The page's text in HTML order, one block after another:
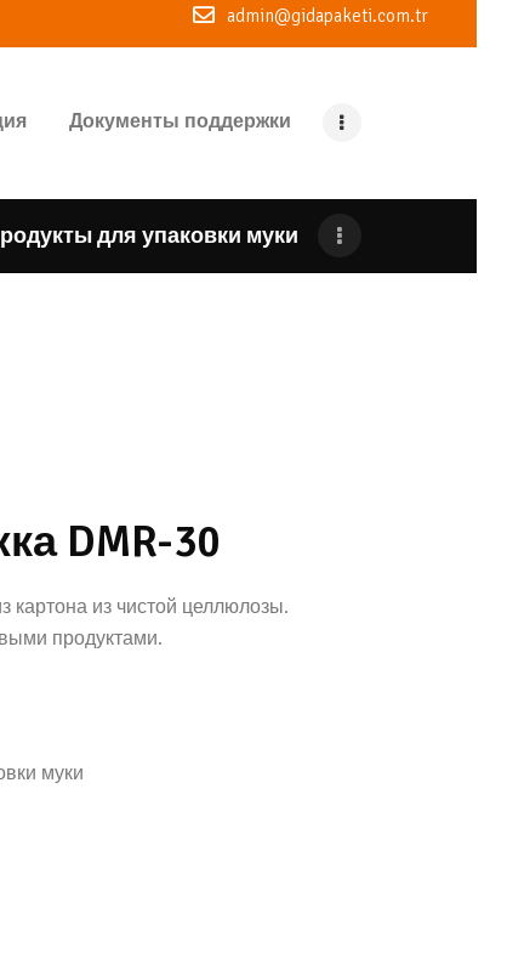
admin@gidapaketi.com.tr
Документы поддержки
для упаковки муки
DMR-30
картона из чистой целлюлозы.
продуктами.
муки